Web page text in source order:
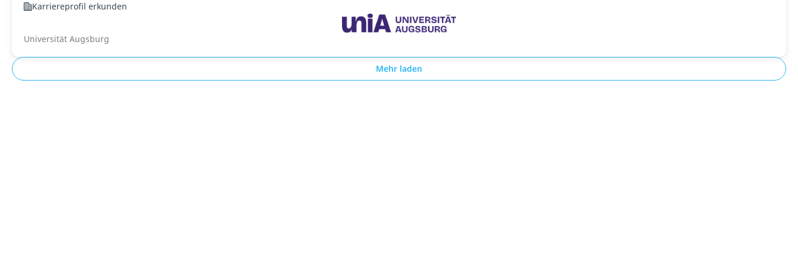
Karriereprofil erkunden
Universität Augsburg
Mehr laden